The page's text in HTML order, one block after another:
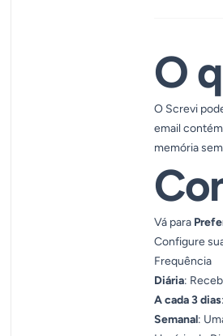
O
O Screvi
email
memória
Vá para
Configure
Frequência
Diária:
A cada 3 dias
Semanal: